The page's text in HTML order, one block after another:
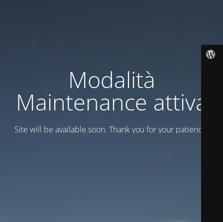
Modalità
Maintenance attiva
Site will be available soon. Thank you for your patience!